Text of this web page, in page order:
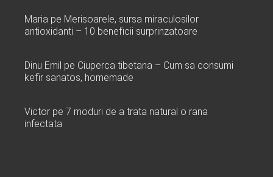
Maria pe Merisoarele, sursa miraculosilor
antioxidanti – 10 beneficii surprinzatoare
Dinu Emil pe Ciuperca tibetana – Cum sa consumi
kefir sanatos, homemade
Victor pe 7 moduri de a trata natural o rana
infectata